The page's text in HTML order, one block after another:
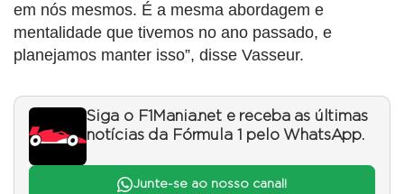
em nós mesmos. É a mesma abordagem e
mentalidade que tivemos no ano passado, e
planejamos manter isso”, disse Vasseur.
Siga o F1Mania.net e receba as últimas
notícias da Fórmula 1 pelo WhatsApp.
Junte-se ao nosso canal!